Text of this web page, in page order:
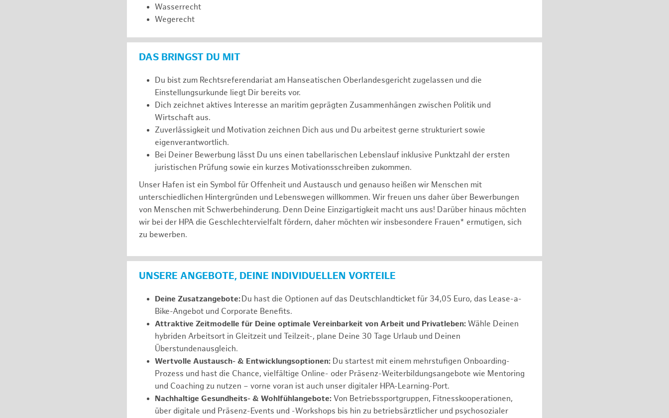
Wasserrecht
Wegerecht
DAS BRINGST DU MIT
Du bist zum Rechtsreferendariat am Hanseatischen Oberlandesgericht zugelassen und die
Einstellungsurkunde liegt Dir bereits vor.
Dich zeichnet aktives Interesse an maritim geprägten Zusammenhängen zwischen Politik und
Wirtschaft aus.
Zuverlässigkeit und Motivation zeichnen Dich aus und Du arbeitest gerne strukturiert sowie
eigenverantwortlich.
Bei Deiner Bewerbung lässt Du uns einen tabellarischen Lebenslauf inklusive Punktzahl der ersten
juristischen Prüfung sowie ein kurzes Motivationsschreiben zukommen.
Unser Hafen ist ein Symbol für Offenheit und Austausch und genauso heißen wir Menschen mit
unterschiedlichen Hintergründen und Lebenswegen willkommen. Wir freuen uns daher über Bewerbungen
von Menschen mit Schwerbehinderung. Denn Deine Einzigartigkeit macht uns aus! Darüber hinaus möchten
wir bei der HPA die Geschlechtervielfalt fördern, daher möchten wir insbesondere Frauen* ermutigen, sich
zu bewerben.
UNSERE ANGEBOTE, DEINE INDIVIDUELLEN VORTEILE
Deine Zusatzangebote:Du hast die Optionen auf das Deutschlandticket für 34,05 Euro, das Lease-a-
Bike-Angebot und Corporate Benefits.
Attraktive Zeitmodelle für Deine optimale Vereinbarkeit von Arbeit und Privatleben: Wähle Deinen
hybriden Arbeitsort in Gleitzeit und Teilzeit-, plane Deine 30 Tage Urlaub und Deinen
Überstundenausgleich.
Wertvolle Austausch- & Entwicklungsoptionen: Du startest mit einem mehrstufigen Onboarding-
Prozess und hast die Chance, vielfältige Online- oder Präsenz-Weiterbildungsangebote wie Mentoring
und Coaching zu nutzen – vorne voran ist auch unser digitaler HPA-Learning-Port.
Nachhaltige Gesundheits- & Wohlfühlangebote: Von Betriebssportgruppen, Fitnesskooperationen,
über digitale und Präsenz-Events und -Workshops bis hin zu betriebsärztlicher und psychosozialer